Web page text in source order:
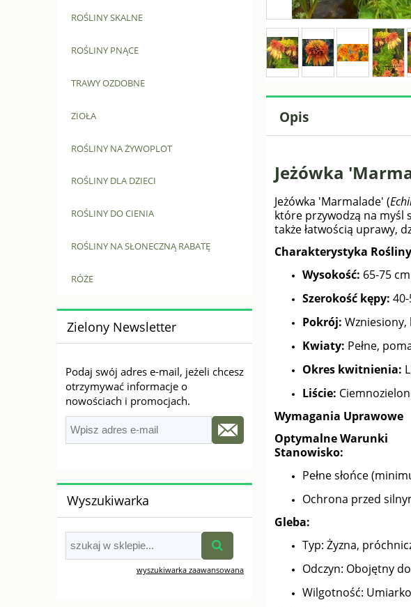
ROŚLINY SKALNE
ROŚLINY PNĄCE
TRAWY OZDOBNE
ZIOŁA
ROŚLINY NA ŻYWOPLOT
ROŚLINY DLA DZIECI
ROŚLINY DO CIENIA
ROŚLINY NA SŁONECZNĄ RABATĘ
RÓŻE
Zielony Newsletter
Podaj swój adres e-mail, jeżeli chcesz
otrzymywać informacje o
nowościach i promocjach.
Wyszukiwarka
wyszukiwarka zaawansowana
Opis
Jeżówka
Jeżówka 'Marmalade' (
które przywodzą na myśl
także łatwością uprawy,
Charakterystyka Rośliny
Wysokość: 65-75 cm
Szerokość kępy:
Pokrój: Wzniesiony,
Kwiaty: Pełne,
Okres kwitnienia:
Liście:
Wymagania Uprawowe
Optymalne Warunki
Stanowisko:
Pełne słońce
Ochrona przed
Gleba:
Typ: Żyzna,
Odczyn: Obojętny
Wilgotność: